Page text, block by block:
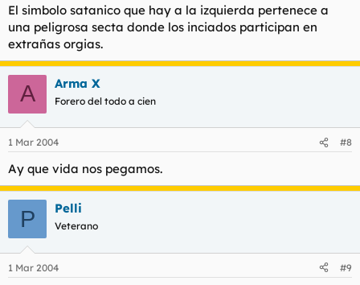
El simbolo satanico que hay a la izquierda pertenece a
una peligrosa secta donde los inciados participan en
extrañas orgias.
A Arma X
Forero del todo a cien
1 Mar 2004 #8
Ay que vida nos pegamos.
P Pelli
Veterano
1 Mar 2004 #9